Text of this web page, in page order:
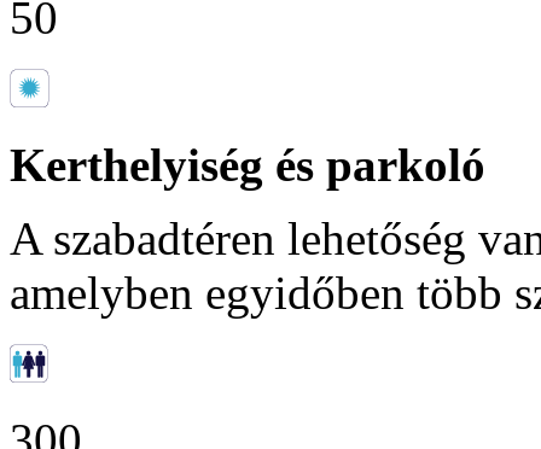
50
Kerthelyiség és parkoló
A szabadtéren lehetőség
amelyben egyidőben több